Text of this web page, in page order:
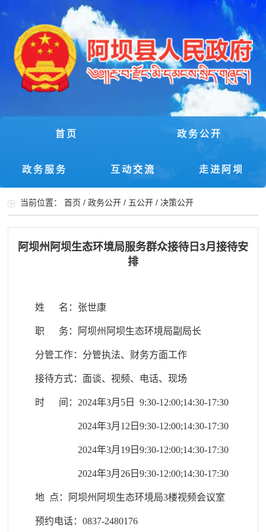
首页 政务公开
政务服务 互动交流 走进阿坝
当前位置：首页 /政务公开 / 五公开 / 决策公开
阿坝州阿坝生态环境局服务群众接待日3月接待安
排
姓 名：张世康
职 务：阿坝州阿坝生态环境局副局长
分管工作： 分管执法、财务方面工作
接待方式：面谈、视频、电话、现场
时 间：2024年3月5日 9:30-12:00;14:30-17:30
2024年3月12日9:30-12:00;14:30-17:30
2024年3月19日9:30-12:00;14:30-17:30
2024年3月26日9:30-12:00;14:30-17:30
地 点：阿坝州阿坝生态环境局3楼视频会议室
预约电话：0837-2480176